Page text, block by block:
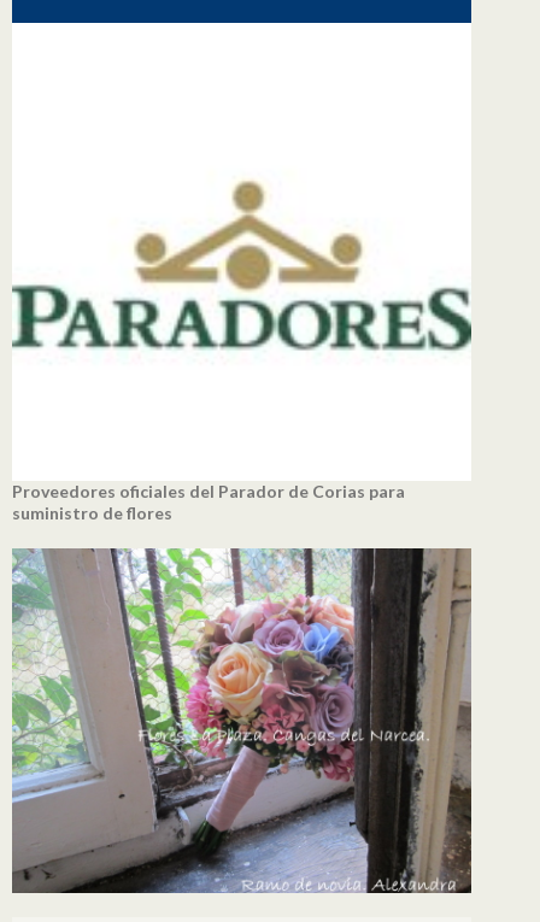
Proveedores oficiales del Parador de Corias para
suministro de flores